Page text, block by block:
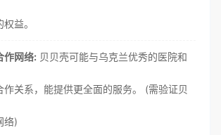
益。
作网络: 贝贝壳可能与乌克兰优秀的医院和
作关系，能提供更全面的服务。 (需验证贝
络)